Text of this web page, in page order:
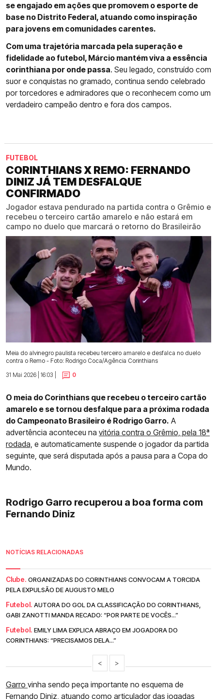
se engajado em ações que promovem o esporte de
base no Distrito Federal, atuando como inspiração
para jovens em comunidades carentes.
Com uma trajetória marcada pela superação e
fidelidade ao futebol, Márcio mantém viva a essência
corinthiana por onde passa. Seu legado, construído com
suor e conquistas no gramado, continua sendo celebrado
por torcedores e admiradores que o reconhecem como um
verdadeiro campeão dentro e fora dos campos.
FUTEBOL
CORINTHIANS X REMO: FERNANDO
DINIZ JÁ TEM DESFALQUE
CONFIRMADO
Jogador estava pendurado na partida contra o Grêmio e
recebeu o terceiro cartão amarelo e não estará em
campo no duelo que marcará o retorno do Brasileirão
Meia do alvinegro paulista recebeu terceiro amarelo e desfalca no duelo
contra o Remo - Foto: Rodrigo Coca/Agência Corinthians
31 Mai 2026 | 16:03 |
0
O meia do Corinthians que recebeu o terceiro cartão
amarelo e se tornou desfalque para a próxima rodada
do Campeonato Brasileiro é Rodrigo Garro. A
advertência aconteceu na vitória contra o Grêmio, pela 18ª
rodada, e automaticamente suspende o jogador da partida
seguinte, que será disputada após a pausa para a Copa do
Mundo.
Rodrigo Garro recuperou a boa forma com
Fernando Diniz
NOTÍCIAS RELACIONADAS
Clube. ORGANIZADAS DO CORINTHIANS CONVOCAM A TORCIDA
PELA EXPULSÃO DE AUGUSTO MELO
Futebol. AUTORA DO GOL DA CLASSIFICAÇÃO DO CORINTHIANS,
GABI ZANOTTI MANDA RECADO: “POR PARTE DE VOCÊS...”
Futebol. EMILY LIMA EXPLICA ABRAÇO EM JOGADORA DO
CORINTHIANS: “PRECISAMOS DELA...”
< >
Garro vinha sendo peça importante no esquema de
Fernando Diniz, atuando como articulador das jogadas